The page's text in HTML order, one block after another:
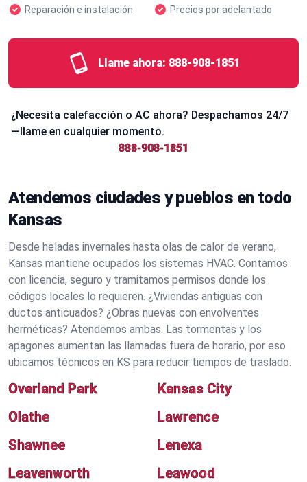
Reparación e instalación
Precios por adelantado
Llame ahora: 888-908-1851
¿Necesita calefacción o AC ahora? Despachamos 24/7
—llame en cualquier momento.
888-908-1851
Atendemos ciudades y pueblos en todo
Kansas
Desde heladas invernales hasta olas de calor de verano,
Kansas mantiene ocupados los sistemas HVAC. Contamos
con licencia, seguro y tramitamos permisos donde los
códigos locales lo requieren. ¿Viviendas antiguas con
ductos anticuados? ¿Obras nuevas con envolventes
herméticas? Atendemos ambas. Las tormentas y los
apagones aumentan las llamadas fuera de horario, por eso
ubicamos técnicos en KS para reducir tiempos de traslado.
Overland Park
Kansas City
Olathe
Lawrence
Shawnee
Lenexa
Leavenworth
Leawood